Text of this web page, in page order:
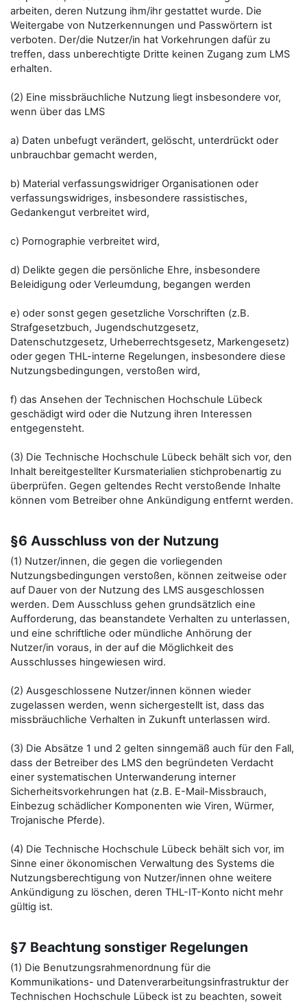
arbeiten, deren Nutzung ihm/ihr gestattet wurde. Die
Weitergabe von Nutzerkennungen und Passwörtern ist
verboten. Der/die Nutzer/in hat Vorkehrungen dafür zu
treffen, dass unberechtigte Dritte keinen Zugang zum LMS
erhalten.
(2) Eine missbräuchliche Nutzung liegt insbesondere vor,
wenn über das LMS
a) Daten unbefugt verändert, gelöscht, unterdrückt oder
unbrauchbar gemacht werden,
b) Material verfassungswidriger Organisationen oder
verfassungswidriges, insbesondere rassistisches,
Gedankengut verbreitet wird,
c) Pornographie verbreitet wird,
d) Delikte gegen die persönliche Ehre, insbesondere
Beleidigung oder Verleumdung, begangen werden
e) oder sonst gegen gesetzliche Vorschriften (z.B.
Strafgesetzbuch, Jugendschutzgesetz,
Datenschutzgesetz, Urheberrechtsgesetz, Markengesetz)
oder gegen THL-interne Regelungen, insbesondere diese
Nutzungsbedingungen, verstoßen wird,
f) das Ansehen der Technischen Hochschule Lübeck
geschädigt wird oder die Nutzung ihren Interessen
entgegensteht.
(3) Die Technische Hochschule Lübeck behält sich vor, den
Inhalt bereitgestellter Kursmaterialien stichprobenartig zu
überprüfen. Gegen geltendes Recht verstoßende Inhalte
können vom Betreiber ohne Ankündigung entfernt werden.
§6 Ausschluss von der Nutzung
(1) Nutzer/innen, die gegen die vorliegenden
Nutzungsbedingungen verstoßen, können zeitweise oder
auf Dauer von der Nutzung des LMS ausgeschlossen
werden. Dem Ausschluss gehen grundsätzlich eine
Aufforderung, das beanstandete Verhalten zu unterlassen,
und eine schriftliche oder mündliche Anhörung der
Nutzer/in voraus, in der auf die Möglichkeit des
Ausschlusses hingewiesen wird.
(2) Ausgeschlossene Nutzer/innen können wieder
zugelassen werden, wenn sichergestellt ist, dass das
missbräuchliche Verhalten in Zukunft unterlassen wird.
(3) Die Absätze 1 und 2 gelten sinngemäß auch für den Fall,
dass der Betreiber des LMS den begründeten Verdacht
einer systematischen Unterwanderung interner
Sicherheitsvorkehrungen hat (z.B. E-Mail-Missbrauch,
Einbezug schädlicher Komponenten wie Viren, Würmer,
Trojanische Pferde).
(4) Die Technische Hochschule Lübeck behält sich vor, im
Sinne einer ökonomischen Verwaltung des Systems die
Nutzungsberechtigung von Nutzer/innen ohne weitere
Ankündigung zu löschen, deren THL-IT-Konto nicht mehr
gültig ist.
§7 Beachtung sonstiger Regelungen
(1) Die Benutzungsrahmenordnung für die
Kommunikations- und Datenverarbeitungsinfrastruktur der
Technischen Hochschule Lübeck ist zu beachten, soweit